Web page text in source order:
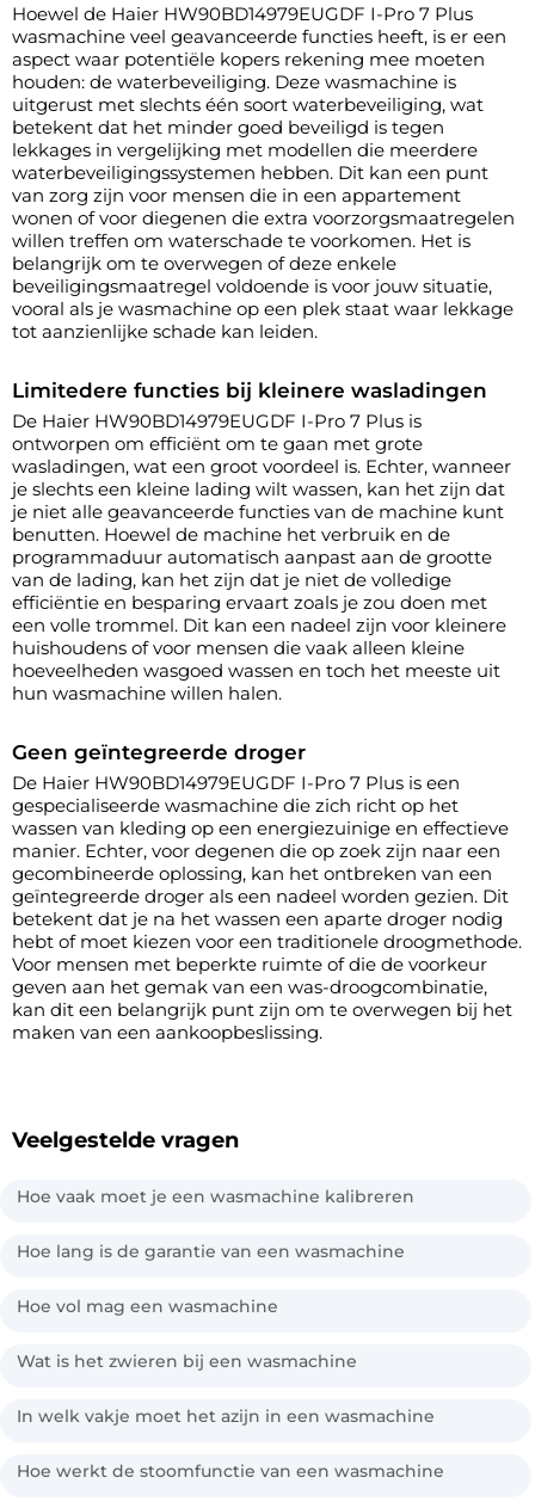
Hoewel de Haier HW90BD14979EUGDF I-Pro 7 Plus
wasmachine veel geavanceerde functies heeft, is er een
aspect waar potentiële kopers rekening mee moeten
houden: de waterbeveiliging. Deze wasmachine is
uitgerust met slechts één soort waterbeveiliging, wat
betekent dat het minder goed beveiligd is tegen
lekkages in vergelijking met modellen die meerdere
waterbeveiligingssystemen hebben. Dit kan een punt
van zorg zijn voor mensen die in een appartement
wonen of voor diegenen die extra voorzorgsmaatregelen
willen treffen om waterschade te voorkomen. Het is
belangrijk om te overwegen of deze enkele
beveiligingsmaatregel voldoende is voor jouw situatie,
vooral als je wasmachine op een plek staat waar lekkage
tot aanzienlijke schade kan leiden.
Limitedere functies bij kleinere wasladingen
De Haier HW90BD14979EUGDF I-Pro 7 Plus is
ontworpen om efficiënt om te gaan met grote
wasladingen, wat een groot voordeel is. Echter, wanneer
je slechts een kleine lading wilt wassen, kan het zijn dat
je niet alle geavanceerde functies van de machine kunt
benutten. Hoewel de machine het verbruik en de
programmaduur automatisch aanpast aan de grootte
van de lading, kan het zijn dat je niet de volledige
efficiëntie en besparing ervaart zoals je zou doen met
een volle trommel. Dit kan een nadeel zijn voor kleinere
huishoudens of voor mensen die vaak alleen kleine
hoeveelheden wasgoed wassen en toch het meeste uit
hun wasmachine willen halen.
Geen geïntegreerde droger
De Haier HW90BD14979EUGDF I-Pro 7 Plus is een
gespecialiseerde wasmachine die zich richt op het
wassen van kleding op een energiezuinige en effectieve
manier. Echter, voor degenen die op zoek zijn naar een
gecombineerde oplossing, kan het ontbreken van een
geïntegreerde droger als een nadeel worden gezien. Dit
betekent dat je na het wassen een aparte droger nodig
hebt of moet kiezen voor een traditionele droogmethode.
Voor mensen met beperkte ruimte of die de voorkeur
geven aan het gemak van een was-droogcombinatie,
kan dit een belangrijk punt zijn om te overwegen bij het
maken van een aankoopbeslissing.
Veelgestelde vragen
Hoe vaak moet je een wasmachine kalibreren
Hoe lang is de garantie van een wasmachine
Hoe vol mag een wasmachine
Wat is het zwieren bij een wasmachine
In welk vakje moet het azijn in een wasmachine
Hoe werkt de stoomfunctie van een wasmachine